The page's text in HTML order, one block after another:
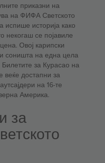
приказни на
на ФИФА Светското
испише историја како
некогаш се појавиле
Овој карипски
и соништа на една цела
за Курасао на
веќе достапни за
на 16-те
Америка.
за